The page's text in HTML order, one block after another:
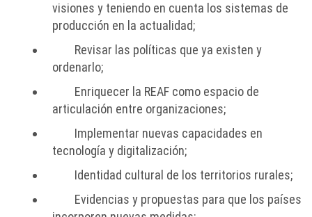
visiones y teniendo en cuenta los sistemas de
producción en la actualidad;
Revisar las políticas que ya existen y
ordenarlo;
Enriquecer la REAF como espacio de
articulación entre organizaciones;
Implementar nuevas capacidades en
tecnología y digitalización;
Identidad cultural de los territorios rurales;
Evidencias y propuestas para que los países